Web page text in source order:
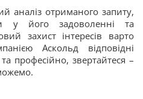
аналіз отриманого запиту,
у його задоволенні та
захист інтересів варто
Аскольд відповідні
професійно, звертайтеся –